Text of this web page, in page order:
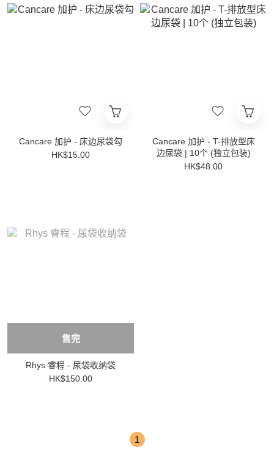
Cancare 加护 - 床边尿袋勾
HK$15.00
Cancare 加护 - T-排放型床
边尿袋 | 10个 (独立包装)
HK$48.00
售完
Rhys 睿程 - 尿袋收纳袋
HK$150.00
1